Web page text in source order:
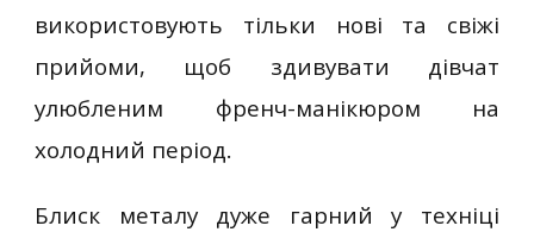
використовують тільки нові та свіжі
прийоми, щоб здивувати дівчат
улюбленим френч-манікюром на
холодний період.
Блиск металу дуже гарний у техніці